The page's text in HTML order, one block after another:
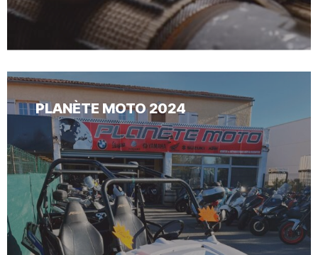
PLANÈTE MOTO 2024